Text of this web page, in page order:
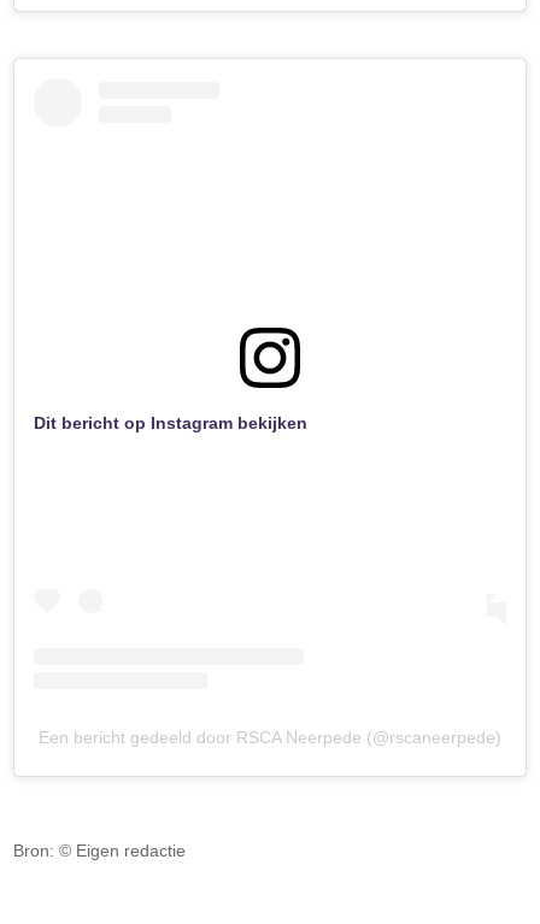
Dit bericht op Instagram bekijken
Een bericht gedeeld door RSCA Neerpede (@rscaneerpede)
Bron: © Eigen redactie